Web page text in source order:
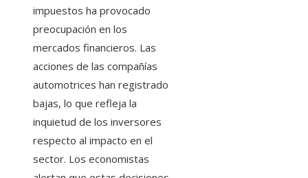
impuestos ha provocado
preocupación en los
mercados financieros. Las
acciones de las compañías
automotrices han registrado
bajas, lo que refleja la
inquietud de los inversores
respecto al impacto en el
sector. Los economistas